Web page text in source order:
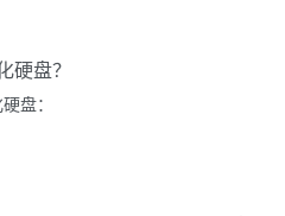
硬盘？
盘：